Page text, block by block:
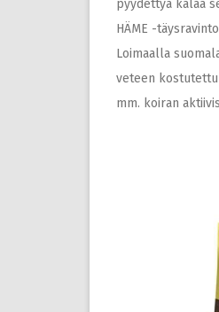
pyydettyä kalaa
HÄME -
Loimaalla
veteen
mm. koiran